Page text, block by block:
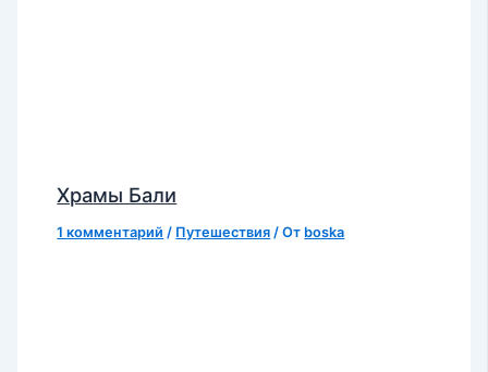
Храмы Бали
1 комментарий / Путешествия / От boska